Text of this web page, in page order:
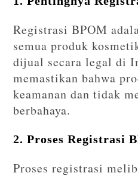
Registrasi BPOM
semua produk
dijual secara legal di
memastikan bahwa
keamanan dan tidak
berbahaya.
2. Proses Registrasi
Proses registrasi